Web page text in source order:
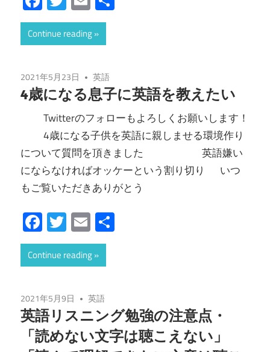
Continue reading
2021年5月23日 英語
4歳になる息子に英語を教えたい
Twitterのフォローもよろしくお願いします！
4歳になる子供を英語に親しませる環境作り
について質問を頂きました 英語嫌い
にならなければオッケーという割り切り いつ
もご覧いただきありがとう
Facebook
Twitter
Email
Continue reading
2021年5月9日 英語
英語リスニング勉強の注意点・
「読めない文字は聴こえない」